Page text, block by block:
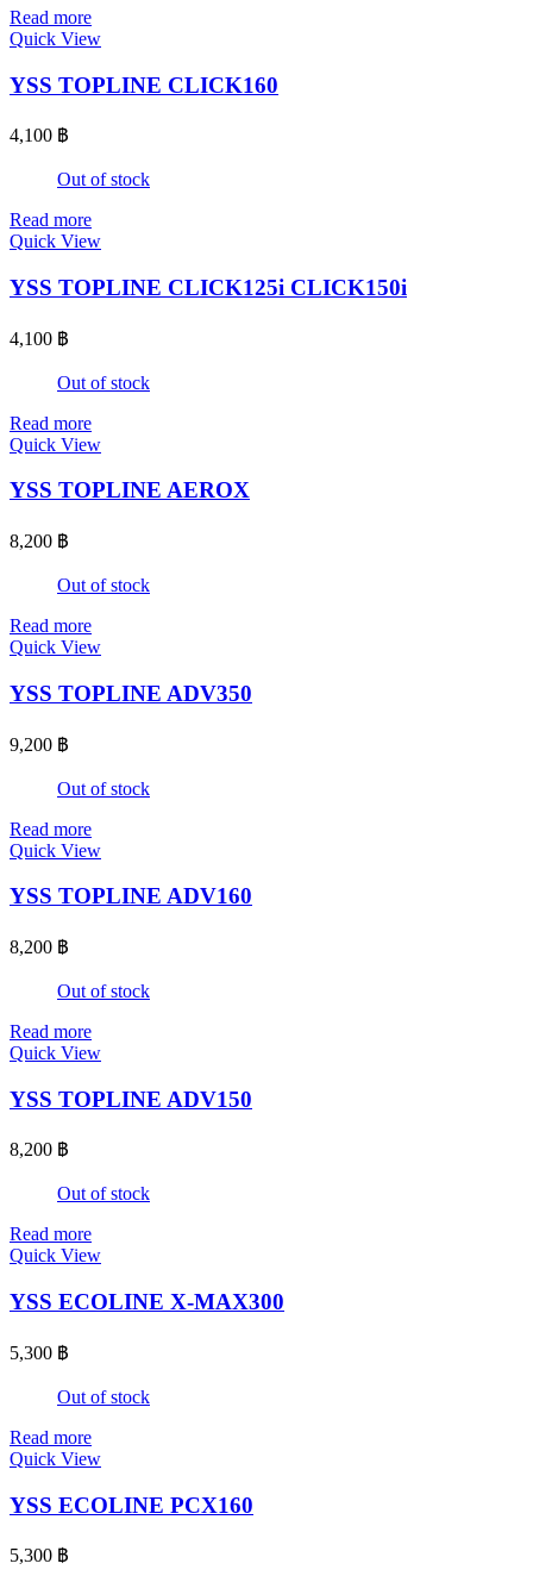
Read more
Quick View
YSS TOPLINE CLICK160
4,100 ฿
Out of stock
Read more
Quick View
YSS TOPLINE CLICK125i CLICK150i
4,100 ฿
Out of stock
Read more
Quick View
YSS TOPLINE AEROX
8,200 ฿
Out of stock
Read more
Quick View
YSS TOPLINE ADV350
9,200 ฿
Out of stock
Read more
Quick View
YSS TOPLINE ADV160
8,200 ฿
Out of stock
Read more
Quick View
YSS TOPLINE ADV150
8,200 ฿
Out of stock
Read more
Quick View
YSS ECOLINE X-MAX300
5,300 ฿
Out of stock
Read more
Quick View
YSS ECOLINE PCX160
5,300 ฿